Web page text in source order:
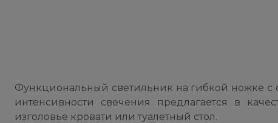
Функциональный светильник на гибкой ножке
интенсивности свечения предлагается в
изголовье кровати или туалетный стол.